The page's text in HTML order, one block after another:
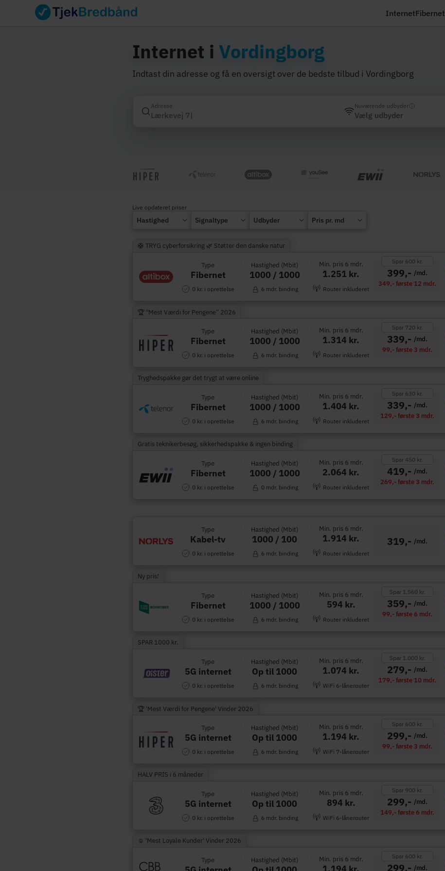
InternetFibernet
Internet i Vordingborg
Indtast din adresse og få en oversigt over de bedste tilbud i Vordingborg
Adresse Nuværende udbyder
Vælg udbyder
Live opdateret priser
Hastighed Signaltype Udbyder Pris pr. md
🛟 TRYG cyberforsikring 🌿 Støtter den danske natur
Type
Fibernet
0 kr. i oprettelse
Hastighed (Mbit)
1000 / 1000
6 mdr. binding
Min. pris 6 mdr.
1.251 kr.
Router inkluderet
Spar 600 kr.
399,- /md.
349,- første 12 mdr.
🏆 "Mest Værdi for Pengene” 2026
Type
Fibernet
0 kr. i oprettelse
Hastighed (Mbit)
1000 / 1000
6 mdr. binding
Min. pris 6 mdr.
1.314 kr.
Router inkluderet
Spar 720 kr.
339,- /md.
99,- første 3 mdr.
Tryghedspakke gør det trygt at være online
Type
Fibernet
0 kr. i oprettelse
Hastighed (Mbit)
1000 / 1000
6 mdr. binding
Min. pris 6 mdr.
1.404 kr.
Router inkluderet
Spar 630 kr.
339,- /md.
129,- første 3 mdr.
Gratis teknikerbesøg, sikkerhedspakke & ingen binding
Type
Fibernet
0 kr. i oprettelse
Hastighed (Mbit)
1000 / 1000
0 mdr. binding
Min. pris 6 mdr.
2.064 kr.
Router inkluderet
Spar 450 kr.
419,- /md.
269,- første 3 mdr.
Type
Kabel-tv
0 kr. i oprettelse
Hastighed (Mbit)
1000 / 100
6 mdr. binding
Min. pris 6 mdr.
1.914 kr.
Router inkluderet
319,- /md.
Ny pris!
Type
Fibernet
0 kr. i oprettelse
Hastighed (Mbit)
1000 / 1000
6 mdr. binding
Min. pris 6 mdr.
594 kr.
Router inkluderet
Spar 1.560 kr.
359,- /md.
99,- første 6 mdr.
SPAR 1000 kr.
Type
5G internet
0 kr. i oprettelse
Hastighed (Mbit)
Op til 1000
6 mdr. binding
Min. pris 6 mdr.
1.074 kr.
WiFi 6-lånerouter
Spar 1.000 kr.
279,- /md.
179,- første 10 mdr.
🏆 'Mest Værdi for Pengene' Vinder 2026
Type
5G internet
0 kr. i oprettelse
Hastighed (Mbit)
Op til 1000
6 mdr. binding
Min. pris 6 mdr.
1.194 kr.
WiFi 7-lånerouter
Spar 600 kr.
299,- /md.
99,- første 3 mdr.
HALV PRIS i 6 måneder
Type
5G internet
0 kr. i oprettelse
Hastighed (Mbit)
Op til 1000
6 mdr. binding
Min. pris 6 mdr.
894 kr.
WiFi 6-lånerouter
Spar 900 kr.
299,- /md.
149,- første 6 mdr.
☺︎ 'Mest Loyale Kunder' Vinder 2026
Type Hastighed (Mbit) Min. pris 6 mdr. Spar 600 kr.
299,- /md.